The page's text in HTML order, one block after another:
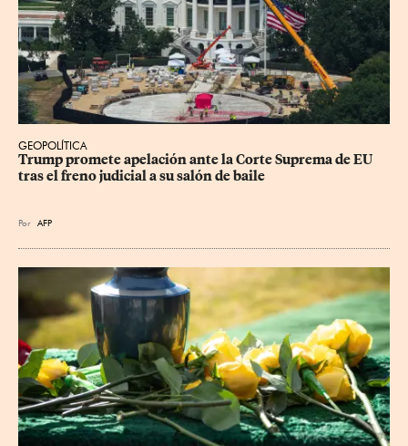
GEOPOLÍTICA
Trump promete apelación ante la Corte Suprema de EU
tras el freno judicial a su salón de baile
Por AFP